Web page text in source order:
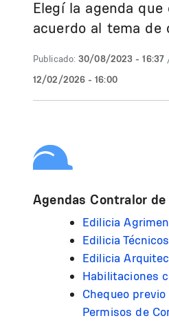
Elegí la agenda
acuerdo al tema de
Publicado: 30/08/2023 - 16:37
12/02/2026 - 16:00
Agendas Contralor
Edilicia
Edilicia
Edilicia
Habilitaciones
Chequeo p
Permisos de